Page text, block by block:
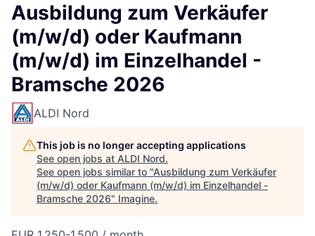
Ausbildung zum Verkäufer
(m/w/d) oder Kaufmann
(m/w/d) im Einzelhandel -
Bramsche 2026
ALDI Nord
This job is no longer accepting applications
See open jobs at ALDI Nord.
See open jobs similar to "Ausbildung zum Verkäufer
(m/w/d) oder Kaufmann (m/w/d) im Einzelhandel -
Bramsche 2026" Imagine.